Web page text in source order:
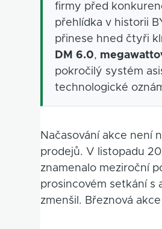
firmy před
přehlídka v historii
přinese hned čtyři
DM 6.0,
pokročilý systém
technologické
Načasování akce není
prodejů. V listopadu
znamenalo meziroční
prosincovém setkání s
zmenšil. Březnová